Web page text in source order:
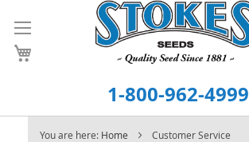
to
Content
1-800-962-4999
You are here: Home Customer Service